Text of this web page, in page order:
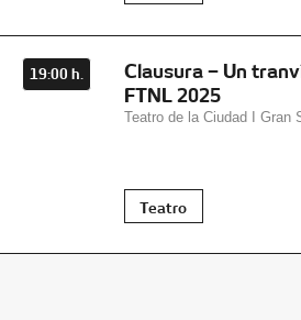
19:00 h.
Clausura – Un
FTNL 2025
Teatro de la Ciudad I Gran
Teatro